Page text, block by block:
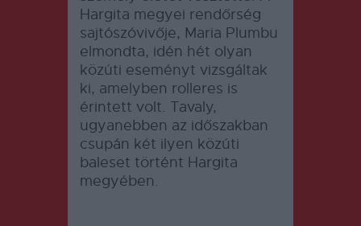
Hargita megyei rendőrség
sajtószóvivője, Maria Plumbu
elmondta, idén hét olyan
közúti eseményt vizsgáltak
ki, amelyben rolleres is
érintett volt. Tavaly,
ugyanebben az időszakban
csupán két ilyen közúti
baleset történt Hargita
megyében.